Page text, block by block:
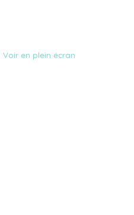
Voir en plein écran